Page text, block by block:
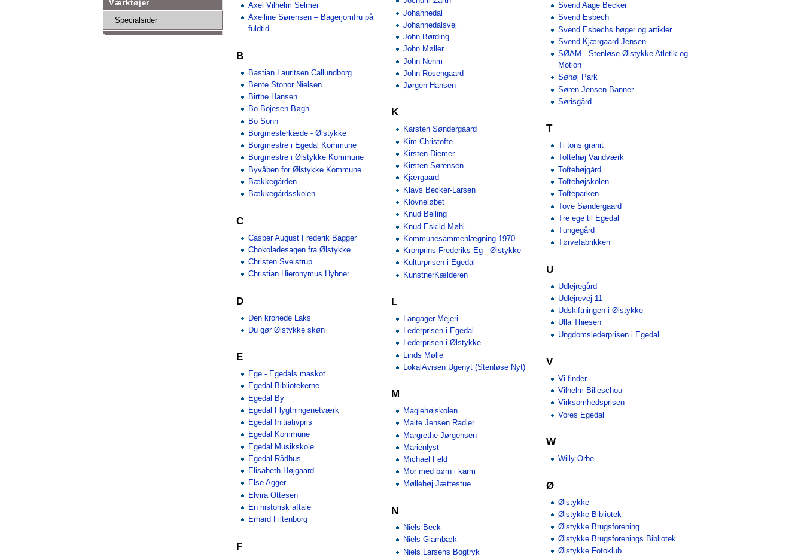
Værktøjer
Specialsider
Axel Vilhelm Selmer
Axelline Sørensen – Bagerjomfru på
fuldtid.
B
Bastian Lauritsen Callundborg
Bente Stonor Nielsen
Birthe Hansen
Bo Bojesen Bøgh
Bo Sonn
Borgmesterkæde - Ølstykke
Borgmestre i Egedal Kommune
Borgmestre i Ølstykke Kommune
Byvåben for Ølstykke Kommune
Bækkegården
Bækkegårdsskolen
C
Casper August Frederik Bagger
Chokoladesagen fra Ølstykke
Christen Sveistrup
Christian Hieronymus Hybner
D
Den kronede Laks
Du gør Ølstykke skøn
E
Ege - Egedals maskot
Egedal Bibliotekerne
Egedal By
Egedal Flygtningenetværk
Egedal Initiativpris
Egedal Kommune
Egedal Musikskole
Egedal Rådhus
Elisabeth Højgaard
Else Agger
Elvira Ottesen
En historisk aftale
Erhard Filtenborg
F
Johannedal
Johannedalsvej
John Børding
John Møller
John Nehm
John Rosengaard
Jørgen Hansen
K
Karsten Søndergaard
Kim Christofte
Kirsten Diemer
Kirsten Sørensen
Kjærgaard
Klavs Becker-Larsen
Klovneløbet
Knud Belling
Knud Eskild Møhl
Kommunesammenlægning 1970
Kronprins Frederiks Eg - Ølstykke
Kulturprisen i Egedal
KunstnerKælderen
L
Langager Mejeri
Lederprisen i Egedal
Lederprisen i Ølstykke
Linds Mølle
LokalAvisen Ugenyt (Stenløse Nyt)
M
Maglehøjskolen
Malte Jensen Radier
Margrethe Jørgensen
Marienlyst
Michael Feld
Mor med børn i karm
Møllehøj Jættestue
N
Niels Beck
Niels Glambæk
Niels Larsens Bogtryk
Svend Aage Becker
Svend Esbech
Svend Esbechs bøger og artikler
Svend Kjærgaard Jensen
SØAM - Stenløse-Ølstykke Atletik og
Motion
Søhøj Park
Søren Jensen Banner
Sørisgård
T
Ti tons granit
Toftehøj Vandværk
Toftehøjgård
Toftehøjskolen
Tofteparken
Tove Søndergaard
Tre ege til Egedal
Tungegård
Tørvefabrikken
U
Udlejregård
Udlejrevej 11
Udskiftningen i Ølstykke
Ulla Thiesen
Ungdomslederprisen i Egedal
V
Vi finder
Vilhelm Billeschou
Virksomhedsprisen
Vores Egedal
W
Willy Orbe
Ø
Ølstykke
Ølstykke Bibliotek
Ølstykke Brugsforening
Ølstykke Brugsforenings Bibliotek
Ølstykke Fotoklub